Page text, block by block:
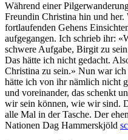
Während einer
Freundin Christina hin und
fortlaufenden Gehens
aufgegangen. Ich schrieb ihr:
schwere Aufgabe, Birgit zu
Das hätte ich nicht gedacht.
Christina zu sein.» Nun war
hätte ich von ihr nämlich nicht
und voreinander, das schenkt
wir sein können, wie wir sind.
alle Mal in der Tasche. Der
Nationen Dag Hammerskjöld